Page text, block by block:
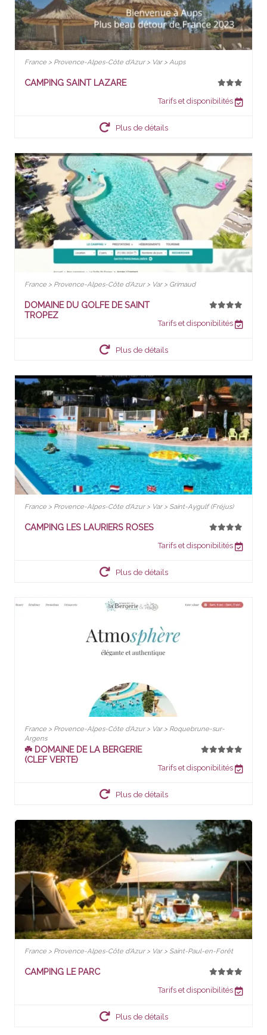
France > Provence-Alpes-Côte d'Azur > Var > Aups
CAMPING SAINT LAZARE
Tarifs et disponibilités
Plus de détails
France > Provence-Alpes-Côte d'Azur > Var > Grimaud
DOMAINE DU GOLFE DE SAINT
TROPEZ
Tarifs et disponibilités
Plus de détails
France > Provence-Alpes-Côte d'Azur > Var > Saint-Aygulf (Fréjus)
CAMPING LES LAURIERS ROSES
Tarifs et disponibilités
Plus de détails
France > Provence-Alpes-Côte d'Azur > Var > Roquebrune-sur-
Argens
☘️ DOMAINE DE LA BERGERIE
(CLEF VERTE)
Tarifs et disponibilités
Plus de détails
France > Provence-Alpes-Côte d'Azur > Var > Saint-Paul-en-Forêt
CAMPING LE PARC
Tarifs et disponibilités
Plus de détails